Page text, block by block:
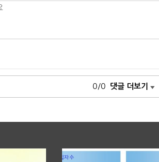
0/0 댓글 더보기